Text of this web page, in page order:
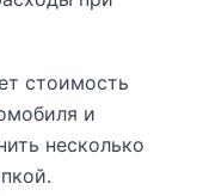
стоимость
и
несколько